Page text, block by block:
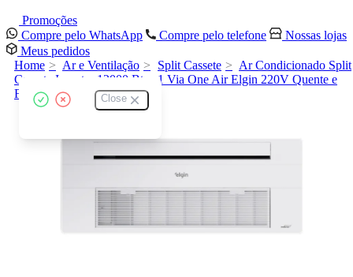
Promoções
Compre pelo WhatsApp
Compre pelo telefone
Nossas lojas
Meus pedidos
Close
Home Ar e Ventilação Split Cassete
Ar Condicionado Split
Cassete Inverter 12000 Btus 1 Via One Air Elgin 220V Quente e
Frio